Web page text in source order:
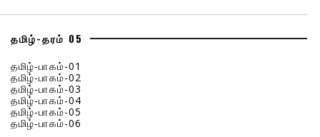
தமிழ்-தரம் 05
தமிழ்-பாகம்-01
தமிழ்-பாகம்-02
தமிழ்-பாகம்-03
தமிழ்-பாகம்-04
தமிழ்-பாகம்-05
தமிழ்-பாகம்-06